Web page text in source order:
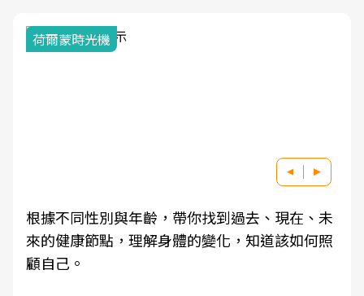
荷爾蒙時光機
根據不同性別與年齡，帶你找到過去、現在、未
來的健康節點，理解身體的變化，知道該如何照
顧自己。